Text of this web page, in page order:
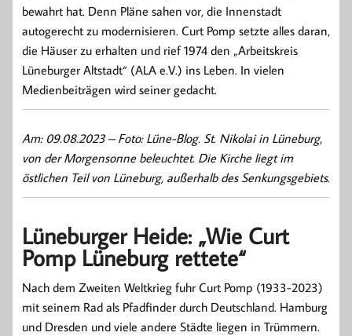
bewahrt hat. Denn Pläne sahen vor, die Innenstadt
autogerecht zu modernisieren. Curt Pomp setzte alles daran,
die Häuser zu erhalten und rief 1974 den „Arbeitskreis
Lüneburger Altstadt“ (ALA e.V.) ins Leben. In vielen
Medienbeiträgen wird seiner gedacht.
Am: 09.08.2023 –Foto: Lüne-Blog. St. Nikolai in Lüneburg,
von der Morgensonne beleuchtet. Die Kirche liegt im
östlichen Teil von Lüneburg, außerhalb des Senkungsgebiets.
Lüneburger Heide: „Wie Curt
Pomp Lüneburg rettete“
Nach dem Zweiten Weltkrieg fuhr Curt Pomp (1933-2023)
mit seinem Rad als Pfadfinder durch Deutschland. Hamburg
und Dresden und viele andere Städte liegen in Trümmern.